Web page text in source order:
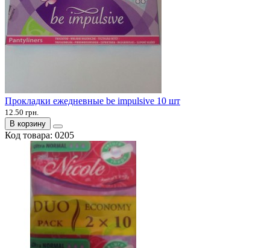
Прокладки ежедневные be impulsive 10 шт
12.50 грн.
В корзину
Код товара: 0205